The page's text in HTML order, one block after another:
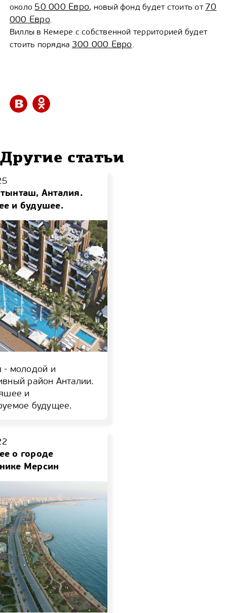
около 50 000 Евро, новый фонд будет стоить от70
000 Евро.
Виллы в Кемере с собственной территорией будет
стоить порядка 300 000 Евро.
Другие статьи
Анталия.
и будушее.
- молодой и
район Анталии.
и
будущее.
о городе
Мерсин